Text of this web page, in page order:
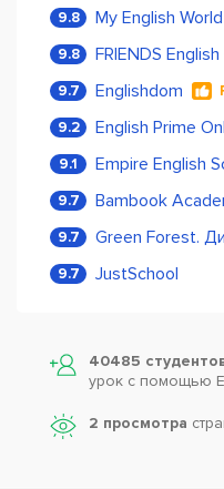
9.8 My English World
9.8 FRIENDS
9.7 Englishdom
9.2 English Prime
9.1 Empire English
9.7 Bambook
9.7
9.7 JustSchool
40485
урок с помощью
2 просмотра